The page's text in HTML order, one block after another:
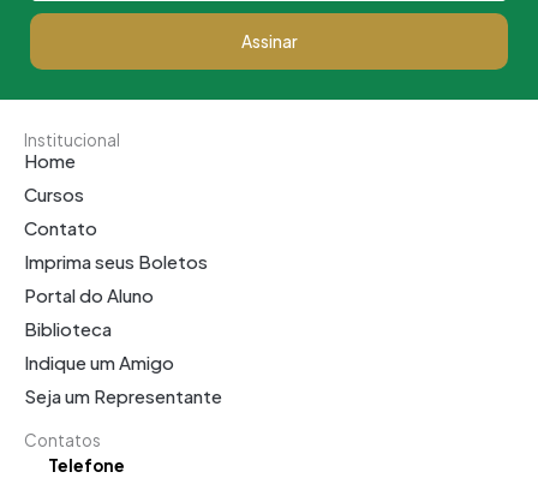
Assinar
Institucional
Home
Cursos
Contato
Imprima seus Boletos
Portal do Aluno
Biblioteca
Indique um Amigo
Seja um Representante
Contatos
Telefone